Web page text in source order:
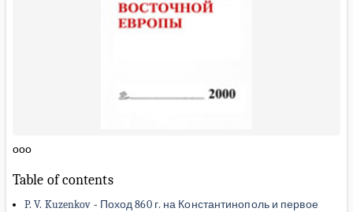
ооо
Table of contents
P. V. Kuzenkov - Поход 860 г. на Константинополь и первое